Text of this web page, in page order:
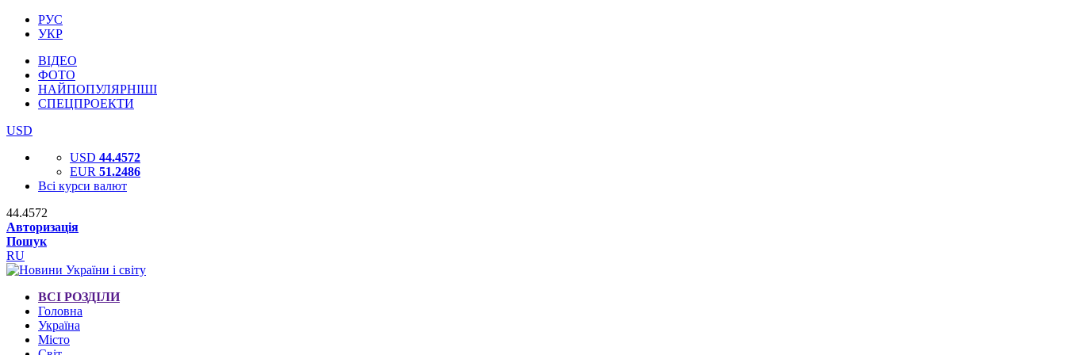
РУС
УКР
ВІДЕО
ФОТО
НАЙПОПУЛЯРНІШІ
СПЕЦПРОЕКТИ
USD
USD 44.4572
EUR 51.2486
Всі курси валют
44.4572
Авторизація
Пошук
RU
ВСІ РОЗДІЛИ
Головна
Україна
Місто